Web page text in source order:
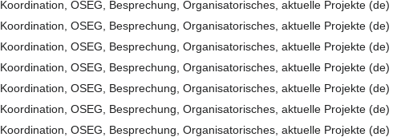
Koordination, OSEG, Besprechung, Organisatorisches, aktuelle Projekte (de)
Koordination, OSEG, Besprechung, Organisatorisches, aktuelle Projekte (de)
Koordination, OSEG, Besprechung, Organisatorisches, aktuelle Projekte (de)
Koordination, OSEG, Besprechung, Organisatorisches, aktuelle Projekte (de)
Koordination, OSEG, Besprechung, Organisatorisches, aktuelle Projekte (de)
Koordination, OSEG, Besprechung, Organisatorisches, aktuelle Projekte (de)
Koordination, OSEG, Besprechung, Organisatorisches, aktuelle Projekte (de)